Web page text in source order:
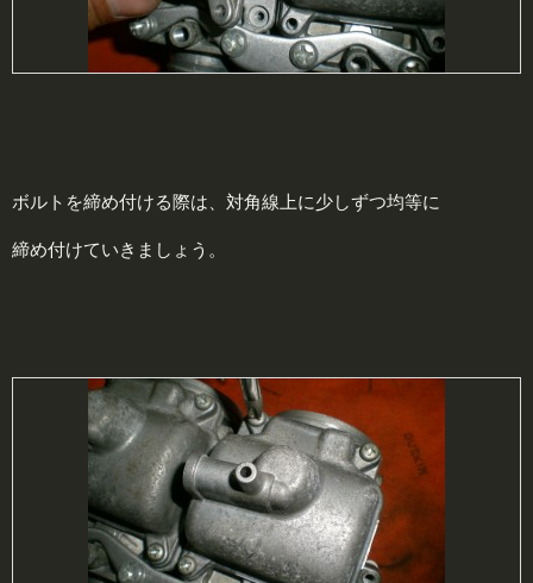
ボルトを締め付ける際は、対角線上に少しずつ均等に
締め付けていきましょう。